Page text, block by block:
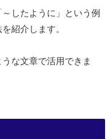
したように」という例
紹介します。
な文章で活用できま